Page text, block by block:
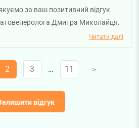
за ваш позитивний відгук
Дмитра Миколайця.
Читати далі
2 3 … 11 V
відгук